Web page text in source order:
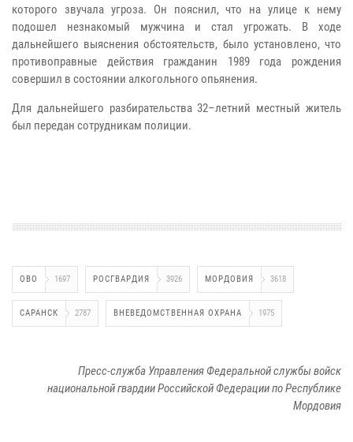
которого звучала угроза. Он пояснил, что на улице к нему
подошел незнакомый мужчина и стал угрожать. В ходе
дальнейшего выяснения обстоятельств, было установлено, что
противоправные действия гражданин 1989 года рождения
совершил в состоянии алкогольного опьянения.
Для дальнейшего разбирательства 32–летний местный житель
был передан сотрудникам полиции.
ОВО 1697 РОСГВАРДИЯ 3926 МОРДОВИЯ 3618
САРАНСК 2787 ВНЕВЕДОМСТВЕННАЯ ОХРАНА 1975
Пресс-служба Управления Федеральной службы войск
национальной гвардии Российской Федерации по Республике
Мордовия